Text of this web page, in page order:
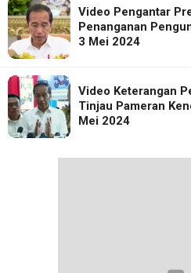
Video Pengantar
Penanganan
3 Mei 2024
Video Keterangan
Tinjau Pameran
Mei 2024